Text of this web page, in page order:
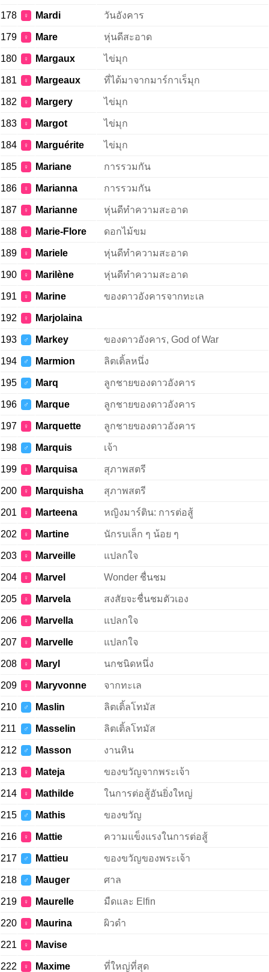
178 ♀ Mardi วันอังคาร
179 ♀ Mare หุ่นดีสะอาด
180 ♀ Margaux ไข่มุก
181 ♀ Margeaux ที่ได้มาจากมาร์กาเร็มุก
182 ♀ Margery ไข่มุก
183 ♀ Margot ไข่มุก
184 ♀ Marguérite ไข่มุก
185 ♀ Mariane การรวมกัน
186 ♀ Marianna การรวมกัน
187 ♀ Marianne หุ่นดีทำความสะอาด
188 ♀ Marie-Flore ดอกไม้ขม
189 ♀ Mariele หุ่นดีทำความสะอาด
190 ♀ Marilène หุ่นดีทำความสะอาด
191 ♀ Marine ของดาวอังคารจากทะเล
192 ♀ Marjolaina
193 ♂ Markey ของดาวอังคาร, God of War
194 ♂ Marmion ลิตเติ้ลหนึ่ง
195 ♂ Marq ลูกชายของดาวอังคาร
196 ♂ Marque ลูกชายของดาวอังคาร
197 ♀ Marquette ลูกชายของดาวอังคาร
198 ♂ Marquis เจ้า
199 ♀ Marquisa สุภาพสตรี
200 ♀ Marquisha สุภาพสตรี
201 ♀ Marteena หญิงมาร์ติน: การต่อสู้
202 ♀ Martine นักรบเล็ก ๆ น้อย ๆ
203 ♀ Marveille แปลกใจ
204 ♀ Marvel Wonder ชื่นชม
205 ♀ Marvela สงสัยจะชื่นชมตัวเอง
206 ♀ Marvella แปลกใจ
207 ♀ Marvelle แปลกใจ
208 ♀ Maryl นกชนิดหนึ่ง
209 ♀ Maryvonne จากทะเล
210 ♂ Maslin ลิตเติ้ลโทมัส
211 ♂ Masselin ลิตเติ้ลโทมัส
212 ♂ Masson งานหิน
213 ♀ Mateja ของขวัญจากพระเจ้า
214 ♀ Mathilde ในการต่อสู้อันยิ่งใหญ่
215 ♂ Mathis ของขวัญ
216 ♀ Mattie ความแข็งแรงในการต่อสู้
217 ♂ Mattieu ของขวัญของพระเจ้า
218 ♂ Mauger ศาล
219 ♀ Maurelle มืดและ Elfin
220 ♀ Maurina ผิวดำ
221 ♀ Mavise
222 ♀ Maxime ที่ใหญ่ที่สุด